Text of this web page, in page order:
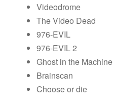
Videodrome
The Video Dead
976-EVIL
976-EVIL 2
Ghost in the Machine
Brainscan
Choose or die